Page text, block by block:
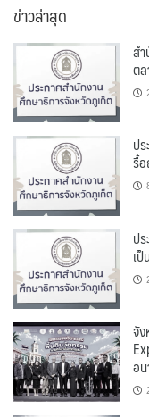
ข่าวล่าสุด
ส
ต
ป
รื้
ป
เ
จั
อ